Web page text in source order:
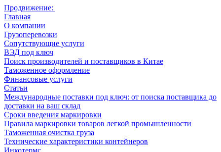
Продвижение:
Главная
О компании
Грузоперевозки
Сопутствующие услуги
ВЭД под ключ
Поиск производителей и поставщиков в Китае
Таможенное оформление
Финансовые услуги
Статьи
Международные поставки под ключ: от поиска поставщика до
доставки на ваш склад
Сроки введения маркировки
Правила маркировки товаров легкой промышленности
Таможенная очистка груза
Технические характеристики контейнеров
Инкотермс